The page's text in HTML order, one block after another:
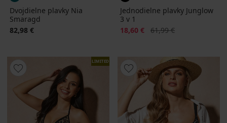
Dvojdielne plavky Nia
Smaragd
82,98 €
Jednodielne plavky Junglow
3 v 1
Zľava
18,60 € Pôvodná cena
61,99 €
LIMITED